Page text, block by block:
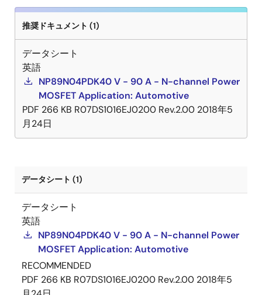
推奨ドキュメント (1)
データシート
英語
NP89N04PDK40 V - 90 A - N-channel Power
MOSFET Application: Automotive
PDF 266 KB R07DS1016EJ0200 Rev.2.00 2018年5
月24日
データシート (1)
データシート
英語
NP89N04PDK40 V - 90 A - N-channel Power
MOSFET Application: Automotive
RECOMMENDED
PDF 266 KB R07DS1016EJ0200 Rev.2.00 2018年5